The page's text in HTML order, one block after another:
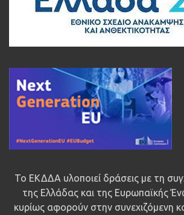
Το ΕΚΔΔΑ υλοποιεί δράσεις με τη
της Ελλάδας και της Ευρωπαϊκής
κυρίως αφορούν στην συνεχιζόμενη